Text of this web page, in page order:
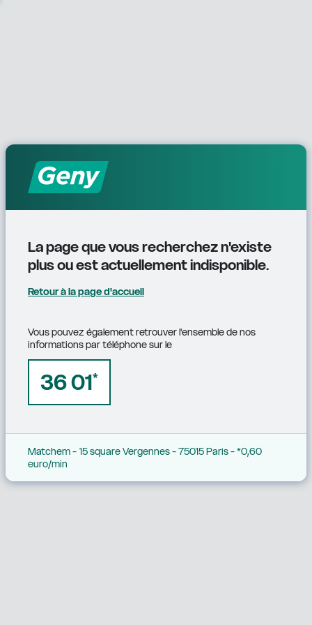
La page que vous recherchez n'existe
plus ou est actuellement indisponible.
Retour à la page d'accueil
Vous pouvez également retrouver l'ensemble de nos
informations par téléphone sur le
36 01*
Matchem - 15 square Vergennes - 75015 Paris - *0,60
euro/min